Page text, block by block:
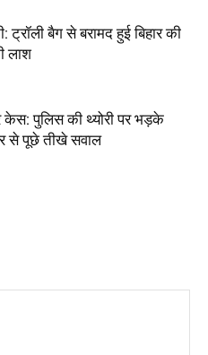
बैग से बरामद हुई बिहार की
लाश
केस: पुलिस की थ्योरी पर भड़के
से पूछे तीखे सवाल